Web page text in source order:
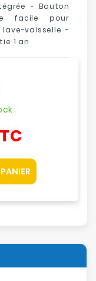
- Bouton
facile pour
vaisselle -
1 an